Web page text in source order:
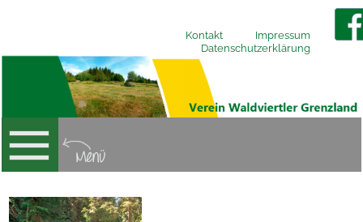
Impressum
Kontakt
Datenschutzerklärung